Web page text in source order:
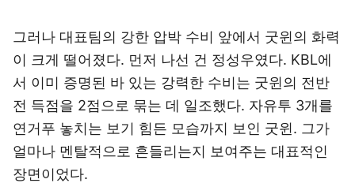
그러나 대표팀의 강한 압박 수비 앞에서 굿윈의 화력
이 크게 떨어졌다. 먼저 나선 건 정성우였다. KBL에
서 이미 증명된 바 있는 강력한 수비는 굿윈의 전반
전 득점을 2점으로 묶는 데 일조했다. 자유투 3개를
연거푸 놓치는 보기 힘든 모습까지 보인 굿윈. 그가
얼마나 멘탈적으로 흔들리는지 보여주는 대표적인
장면이었다.